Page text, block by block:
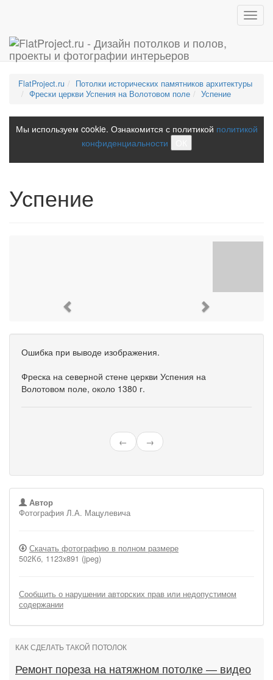
FlatProject.ru
Потолки исторических памятников архитектуры
Фрески церкви Успения на Волотовом поле
Успение
Мы используем cookie. Ознакомится с политикой политикой
конфиденциальности
Успение
Ошибка при выводе изображения.
Фреска на северной стене церкви Успения на
Волотовом поле, около 1380 г.
← →
Автор
Фотография Л.А. Мацулевича
Скачать фотографию в полном размере
502Кб, 1123x891 (jpeg)
Сообщить о нарушении авторских прав или недопустимом
содержании
КАК СДЕЛАТЬ ТАКОЙ ПОТОЛОК
Ремонт пореза на натяжном потолке — видео